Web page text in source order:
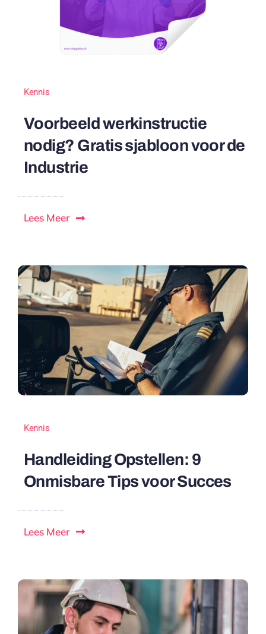
Kennis
Voorbeeld werkinstructie
nodig? Gratis sjabloon voor de
Industrie
Lees Meer
Kennis
Handleiding Opstellen: 9
Onmisbare Tips voor Succes
Lees Meer